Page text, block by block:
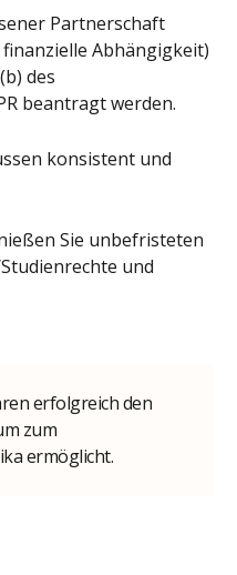
Partnerschaft
Abhängigkeit)
des
beantragt werden.
konsistent und
Sie unbefristeten
und
erfolgreich den
zum
ermöglicht.